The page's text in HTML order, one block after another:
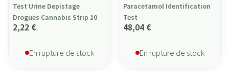
Test Urine Depistage
Drogues Cannabis Strip 10
2,22 €
En rupture de stock
Paracetamol Identification
Test
48,04 €
En rupture de stock